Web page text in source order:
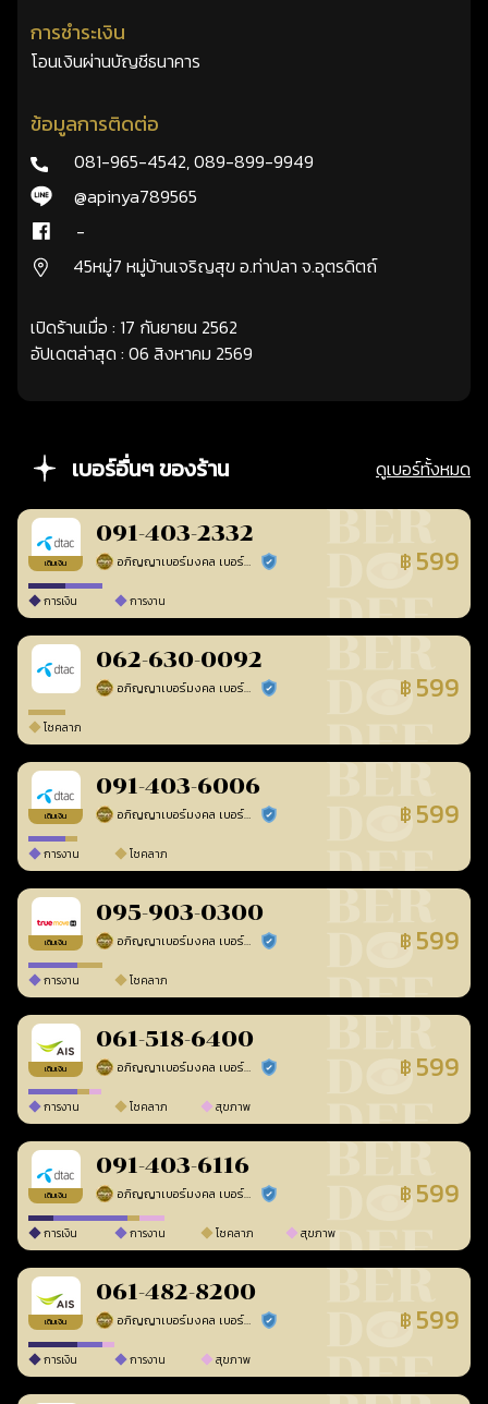
การชำระเงิน
โอนเงินผ่านบัญชีธนาคาร
ข้อมูลการติดต่อ
081-965-4542,089-899-9949
@apinya789565
-
45หมู่7 หมู่บ้านเจริญสุข อ.ท่าปลา จ.อุตรดิตถ์
เปิดร้านเมื่อ : 17 กันยายน 2562
อัปเดตล่าสุด : 06 สิงหาคม 2569
เบอร์อื่นๆ ของร้าน ดูเบอร์ทั้งหมด
เติมเงิน
091-403-2332
อภิญญาเบอร์มงคล เบอร์สวยเลขศาสตร์ ร้านยืนยันแล้ว ฿ 599
การเงิน การงาน
062-630-0092
อภิญญาเบอร์มงคล เบอร์สวยเลขศาสตร์ ร้านยืนยันแล้ว ฿ 599
โชคลาภ
เติมเงิน
091-403-6006
อภิญญาเบอร์มงคล เบอร์สวยเลขศาสตร์ ร้านยืนยันแล้ว ฿ 599
การงาน โชคลาภ
เติมเงิน
095-903-0300
อภิญญาเบอร์มงคล เบอร์สวยเลขศาสตร์ ร้านยืนยันแล้ว ฿ 599
การงาน โชคลาภ
เติมเงิน
061-518-6400
อภิญญาเบอร์มงคล เบอร์สวยเลขศาสตร์ ร้านยืนยันแล้ว ฿ 599
การงาน โชคลาภ สุขภาพ
เติมเงิน
091-403-6116
อภิญญาเบอร์มงคล เบอร์สวยเลขศาสตร์ ร้านยืนยันแล้ว ฿ 599
การเงิน การงาน โชคลาภ สุขภาพ
เติมเงิน
061-482-8200
อภิญญาเบอร์มงคล เบอร์สวยเลขศาสตร์ ร้านยืนยันแล้ว ฿ 599
การเงิน การงาน สุขภาพ